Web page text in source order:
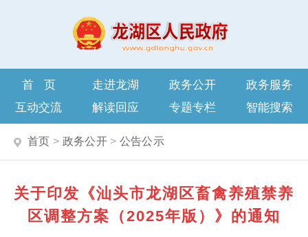
首页 走进龙湖 政务公开
政务服务
互动交流
解读回应 专题专栏 智能搜索
首页 > 政务公开> 公告公示
关于印发《汕头市龙湖区畜禽养殖禁养
区调整方案（2025年版）》的通知